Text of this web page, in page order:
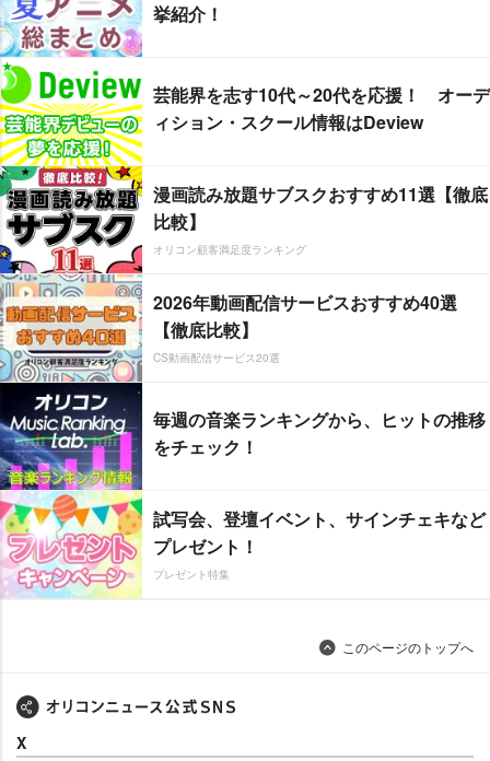
挙紹介！
芸能界を志す10代～20代を応援！ オーデ
ィション・スクール情報はDeview
漫画読み放題サブスクおすすめ11選【徹底
比較】
オリコン顧客満足度ランキング
2026年動画配信サービスおすすめ40選
【徹底比較】
CS動画配信サービス20選
毎週の音楽ランキングから、ヒットの推移
をチェック！
試写会、登壇イベント、サインチェキなど
プレゼント！
プレゼント特集
このページのトップへ
X